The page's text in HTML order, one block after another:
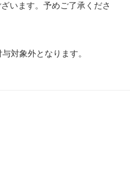
います。予めご了承くださ
対象外となります。